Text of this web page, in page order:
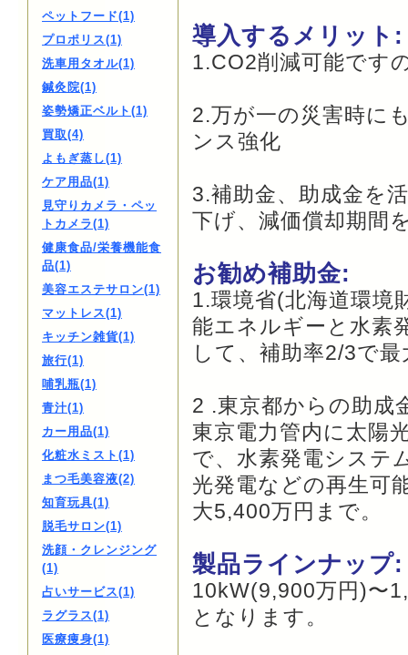
ペットフード(1)
プロポリス(1)
洗車用タオル(1)
鍼灸院(1)
姿勢矯正ベルト(1)
買取(4)
よもぎ蒸し(1)
ケア用品(1)
見守りカメラ・ペッ
トカメラ(1)
健康食品/栄養機能食
品(1)
美容エステサロン(1)
マットレス(1)
キッチン雑貨(1)
旅行(1)
哺乳瓶(1)
青汁(1)
カー用品(1)
化粧水ミスト(1)
まつ毛美容液(2)
知育玩具(1)
脱毛サロン(1)
洗顔・クレンジング
(1)
占いサービス(1)
ラグラス(1)
医療痩身(1)
導入するメリット:
1.CO2削減可能です
2.万が一の災害時に
ンス強化
3.補助金、助成金を
下げ、減価償却期間
お勧め補助金:
1.環境省(北海道環境
能エネルギーと水素
して、補助率2/3で
2 .東京都からの助成
東京電力管内に太陽
で、水素発電システ
光発電などの再生可
大5,400万円まで。
製品ラインナップ:
10kW(9,900万円)〜
となります。